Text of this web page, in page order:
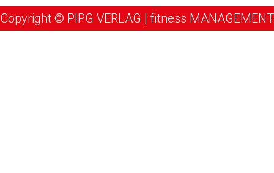
Copyright © PIPG VERLAG | fitness MANAGEMENT